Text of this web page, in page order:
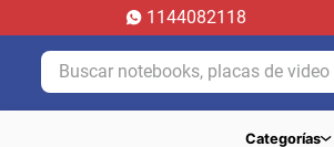
1144082118
Buscar notebooks, placas de video y
Categorías